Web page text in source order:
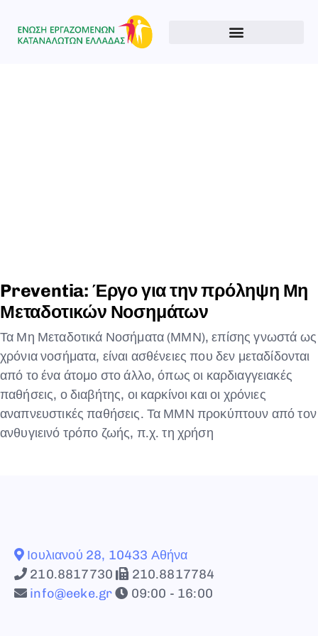
Preventia: Έργο για την πρόληψη Μη
Μεταδοτικών Νοσημάτων
Τα Μη Μεταδοτικά Νοσήματα (ΜΜΝ), επίσης γνωστά ως
χρόνια νοσήματα, είναι ασθένειες που δεν μεταδίδονται
από το ένα άτομο στο άλλο, όπως οι καρδιαγγειακές
παθήσεις, ο διαβήτης, οι καρκίνοι και οι χρόνιες
αναπνευστικές παθήσεις. Τα ΜΜΝ προκύπτουν από τον
ανθυγιεινό τρόπο ζωής, π.χ. τη χρήση
Ιουλιανού 28, 10433 Αθήνα
210.8817730
210.8817784
info@eeke.gr
09:00 - 16:00